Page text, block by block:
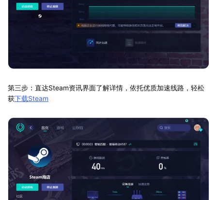
第三步：直达Steam资讯界面了解详情，依托优质加速线路，轻松
获下载Steam